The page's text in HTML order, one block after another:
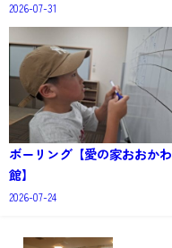
2026-07-31
ボーリング【愛の家おおかわ
館】
2026-07-24